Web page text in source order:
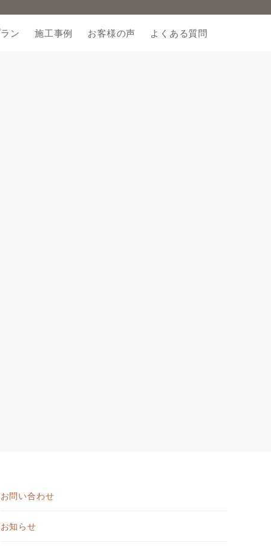
ン 施工事例 お客様の声 よくある質問
お問い合わせ
お知らせ